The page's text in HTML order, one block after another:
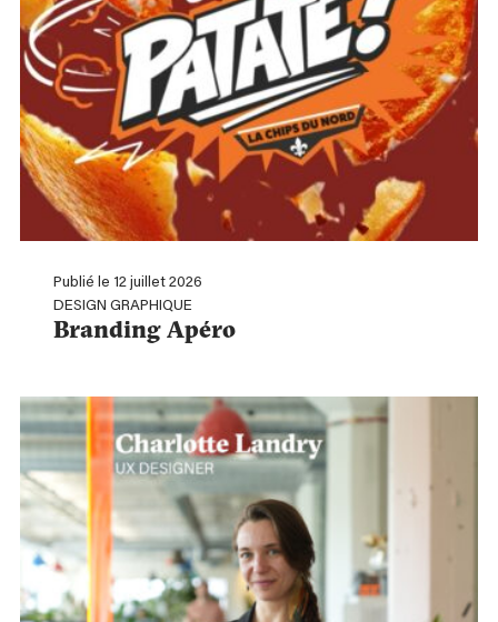
Publié le 12 juillet 2026
DESIGN GRAPHIQUE
Branding Apéro